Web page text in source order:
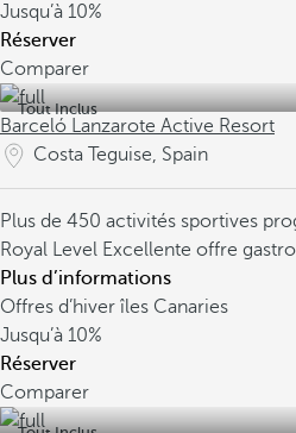
Jusqu’à 10%
Réserver
Comparer
Tout Inclus
Barceló Lanzarote Active Resort
Costa Teguise, Spain
Plus de 450 activités sportives
Royal Level Excellente offre
Plus d’informations
Offres d’hiver îles Canaries
Jusqu’à 10%
Réserver
Comparer